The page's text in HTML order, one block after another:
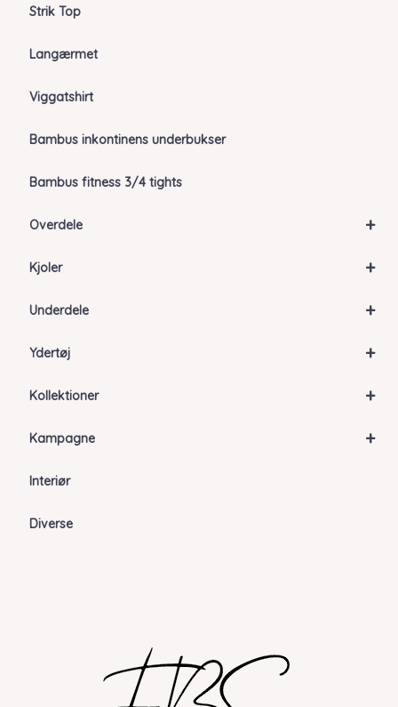
Strik Top
Langærmet
Viggatshirt
Bambus inkontinens underbukser
Bambus fitness 3/4 tights
+
Overdele
+
Kjoler
+
Underdele
+
Ydertøj
+
Kollektioner
+
Kampagne
Interiør
Diverse